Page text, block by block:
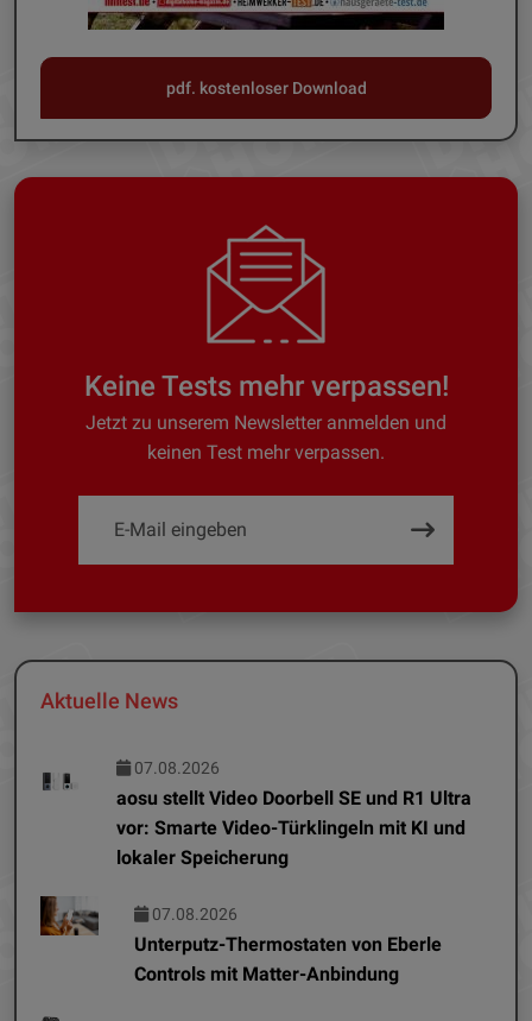
pdf. kostenloser Download
Keine Tests mehr verpassen!
Jetzt zu unserem Newsletter anmelden und
keinen Test mehr verpassen.
Aktuelle News
07.08.2026
aosu stellt Video Doorbell SE und R1 Ultra
vor: Smarte Video-Türklingeln mit KI und
lokaler Speicherung
07.08.2026
Unterputz-Thermostaten von Eberle
Controls mit Matter-Anbindung